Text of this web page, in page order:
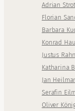
Adrian
Florian
Barbara
Konrad
Justus
Katharina
Jan
Serafin
Oliver